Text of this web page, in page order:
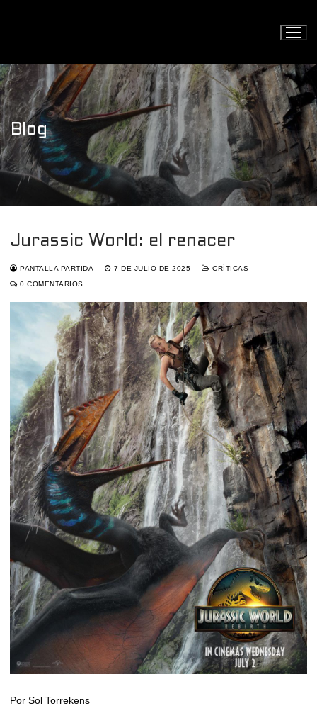
Blog
Jurassic World: el renacer
PANTALLA PARTIDA 7 DE JULIO DE 2025
CRÍTICAS
0 COMENTARIOS
Por Sol Torrekens